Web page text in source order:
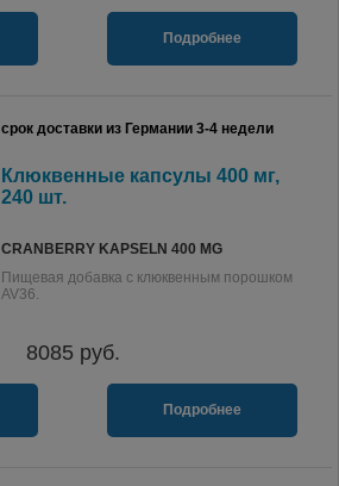
Подробнее
срок доставки из Германии 3-4 недели
Клюквенные капсулы 400 мг,
240 шт.
CRANBERRY KAPSELN 400 MG
Пищевая добавка с клюквенным порошком
AV36.
8085 руб.
Подробнее